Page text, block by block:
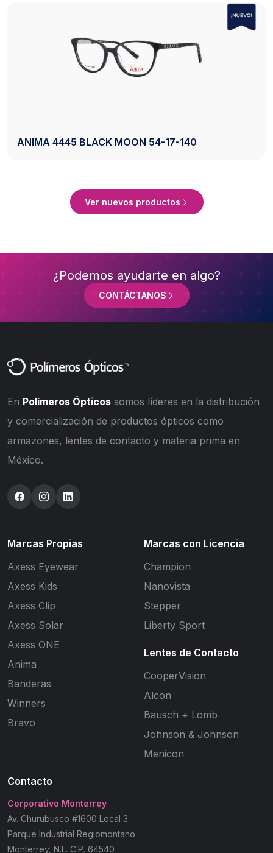
AXESS 2742 BLACK 50-20-140
Ver nuevos productos
¿Podemos ayudarte en algo?
CONTÁCTANOS
En Polímeros Ópticos somos líderes en la distribución
y comercialización de productos ópticos como
armazones, lentes de contacto y materia prima en
México.
Marcas Propias
Axess Eyewear
Axess Kids
Axess Clip
Axess Solar
Axess ONE
Anima
Banderas
Winners
Bravo
Marcas con Licencia
Champion
Nanovista
Stepper
Liberty Sport
Lentes de Contacto
CooperVision
Alcon
Bausch + Lomb
Johnson & Johnson
Menicon
Contacto
Corporativo Monterrey
Av. Churubusco #1600 Local 3
Parque Industrial Regiomontano
Monterrey, N.L. C.P. 64540